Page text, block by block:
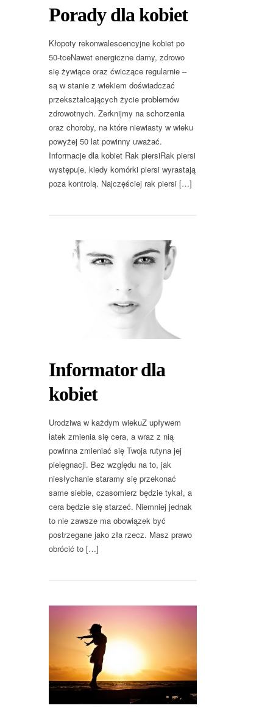
Porady dla kobiet
Kłopoty rekonwalescencyjne kobiet po
50-tceNawet energiczne damy, zdrowo
się żywiące oraz ćwiczące regularnie –
są w stanie z wiekiem doświadczać
przekształcających życie problemów
zdrowotnych. Zerknijmy na schorzenia
oraz choroby, na które niewiasty w wieku
powyżej 50 lat powinny uważać.
Informacje dla kobiet Rak piersiRak piersi
występuje, kiedy komórki piersi wyrastają
poza kontrolą. Najczęściej rak piersi […]
Informator dla
kobiet
Urodziwa w każdym wiekuZ upływem
latek zmienia się cera, a wraz z nią
powinna zmieniać się Twoja rutyna jej
pielęgnacji. Bez względu na to, jak
niesłychanie staramy się przekonać
same siebie, czasomierz będzie tykał, a
cera będzie się starzeć. Niemniej jednak
to nie zawsze ma obowiązek być
postrzegane jako zła rzecz. Masz prawo
obrócić to […]